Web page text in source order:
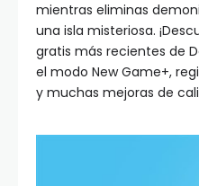
mientras eliminas
una isla misteriosa.
gratis más recientes de
el modo New Game+,
y muchas mejoras de